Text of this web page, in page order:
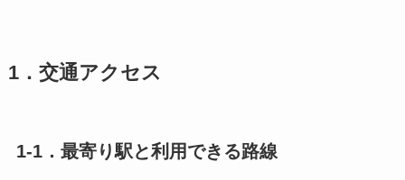
1．交通アクセス
1-1．最寄り駅と利用できる路線